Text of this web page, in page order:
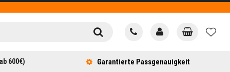
600€) Garantierte Passgenauigkeit